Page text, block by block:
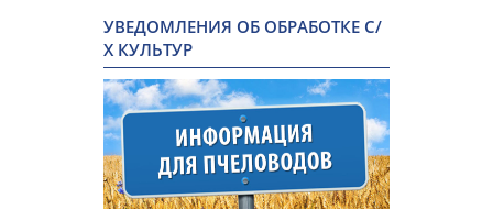
УВЕДОМЛЕНИЯ ОБ ОБРАБОТКЕ С/
Х КУЛЬТУР